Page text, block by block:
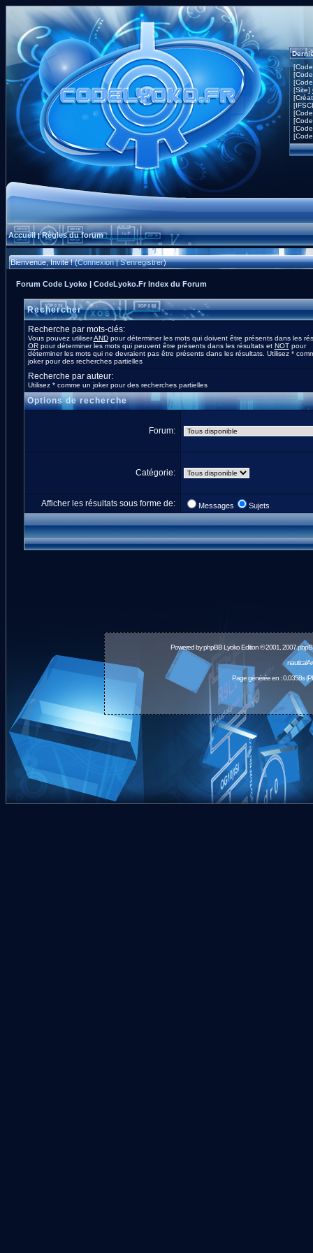
[Site]
Accueil|Règles du forum
Bienvenue, Invité ! (Connexion|S'enregistrer)
Forum Code Lyoko | CodeLyoko.Fr Index du Forum
Rechercher
Recherche par mots-clés:
Vous pouvez utiliserANDpour déterminer les mots qui doivent être présents dans les
ORpour déterminer les mots qui peuvent être présents dans les résultats et NOTpour
déterminer les mots qui ne devraient pas être présents dans les résultats. Utilisez *
joker pour des recherches partielles
Recherche par auteur:
Utilisez * comme un joker pour des recherches partielles
Options de recherche
Forum:
Catégorie:
Afficher les résultats sous forme de: Messages Sujets
Powered byphpBBLyoko Edition © 2001, 2007
Page générée en : 0.0358s